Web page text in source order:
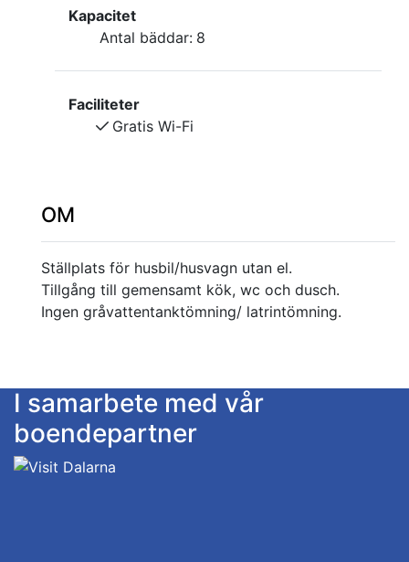
Kapacitet
Antal bäddar: 8
Faciliteter
Gratis Wi-Fi
OM
Ställplats för husbil/husvagn utan el.
Tillgång till gemensamt kök, wc och dusch.
Ingen gråvattentanktömning/ latrintömning.
I samarbete med vår
boendepartner